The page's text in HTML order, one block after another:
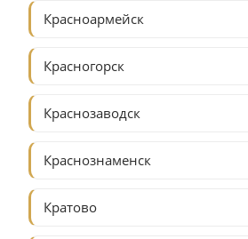
Красноармейск
Красногорск
Краснозаводск
Краснознаменск
Кратово